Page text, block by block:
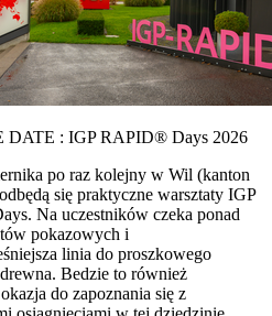
DATE : IGP RAPID® Days 2026
po raz kolejny w Wil (kanton
się praktyczne warsztaty IGP
Na uczestników czeka ponad
pokazowych i
linia do proszkowego
Bedzie to również
do zapoznania się z